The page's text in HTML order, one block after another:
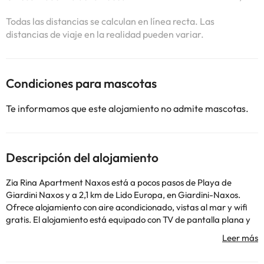
Todas las distancias se calculan en línea recta. Las
distancias de viaje en la realidad pueden variar.
Condiciones para mascotas
Te informamos que este alojamiento no admite mascotas.
Descripción del alojamiento
Zia Rina Apartment Naxos está a pocos pasos de Playa de
Giardini Naxos y a 2,1 km de Lido Europa, en Giardini-Naxos.
Ofrece alojamiento con aire acondicionado, vistas al mar y wifi
gratis. El alojamiento está equipado con TV de pantalla plana y
baño privado con bidet, ducha y artículos de aseo gratuitos. La
cocina tiene nevera, horno y microondas. También hay fogones y